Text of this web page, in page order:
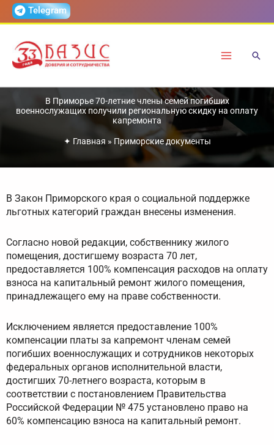
ПерейтиTelegram
В Приморье 70-летние члены семей погибших
военнослужащих получили региональную скидку на оплату
капремонта
✦ Главная » Приморские документы
В Закон Приморского края о социальной поддержке
льготных категорий граждан внесены изменения.
Согласно новой редакции, собственнику жилого
помещения, достигшему возраста 70 лет,
предоставляется 100% компенсация расходов на оплату
взноса на капитальный ремонт жилого помещения,
принадлежащего ему на праве собственности.
Исключением является предоставление 100%
компенсации платы за капремонт членам семей
погибших военнослужащих и сотрудников некоторых
федеральных органов исполнительной власти,
достигших 70-летнего возраста, которым в
соответствии с постановлением Правительства
Российской Федерации № 475 установлено право на
60% компенсацию взноса на капитальный ремонт.